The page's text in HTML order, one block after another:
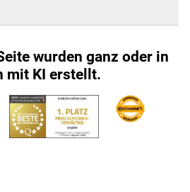
wurden ganz oder in
mit KI erstellt.